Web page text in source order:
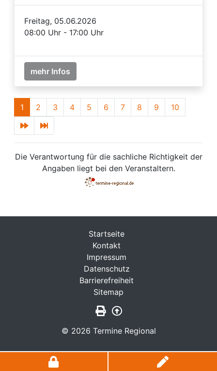
Freitag, 05.06.2026
08:00 Uhr - 17:00 Uhr
mehr Infos
1 2 3 4 5 6 7 8 9 10
Die Verantwortung für die sachliche Richtigkeit der
Angaben liegt bei den Veranstaltern.
© 2026 Termine Regional
Startseite
Kontakt
Impressum
Datenschutz
Barrierefreiheit
Sitemap
Seite drucken
Zurück nach oben